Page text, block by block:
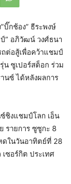
บิ๊กช้อง” ธีระพงษ์
” อภิวัฒน์ วงศ์ธนา
ถต่อสู้เพื่อคว้าแชมป์
น ซูเปอร์สต็อก ร่วม
นซ์ ได้หลังผลการ
ชิงแชมป์โลก เอ็น
รายการ ซูซูกะ 8
ดในวันอาทิตย์ที่ 28
ซอร์กิต ประเทศ